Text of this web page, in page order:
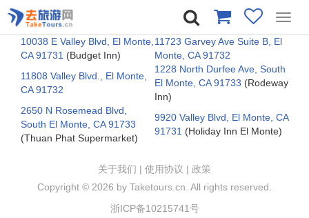
10038 E Valley Blvd, El Monte,
CA 91731 (Budget Inn)
11723 Garvey Ave Suite B, El
Monte, CA 91732
11808 Valley Blvd., El Monte,
CA 91732
1228 North Durfee Ave, South
El Monte, CA 91733 (Rodeway
Inn)
2650 N Rosemead Blvd,
South El Monte, CA 91733
(Thuan Phat Supermarket)
9920 Valley Blvd, El Monte, CA
91731 (Holiday Inn El Monte)
关于我们 | 使用协议 | 政策
Copyright © 2026 by Taketours.cn. All rights reserved.
浙ICP备10215741号